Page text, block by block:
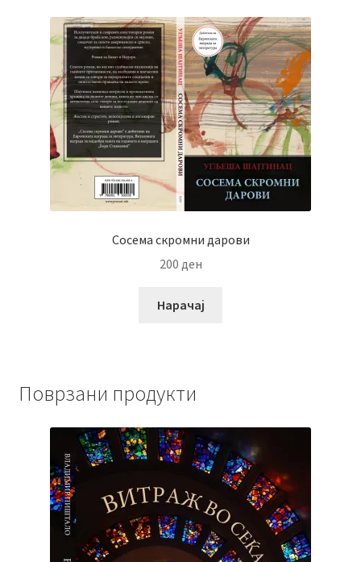
Сосема скромни дарови
200 ден
Нарачај
Поврзани продукти